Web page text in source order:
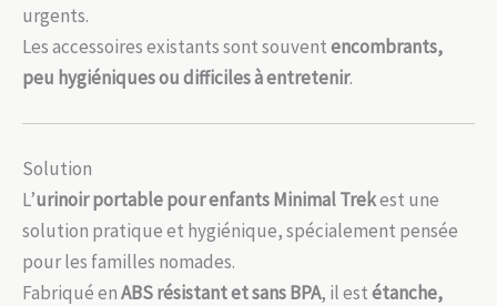
urgents.
Les accessoires existants sont souventencombrants,
peu hygiéniques ou difficiles à entretenir.
Solution
L’urinoir portable pour enfants Minimal Trekest une
solution pratique et hygiénique, spécialement pensée
pour les familles nomades.
Fabriqué enABS résistant et sans BPA, il estétanche,